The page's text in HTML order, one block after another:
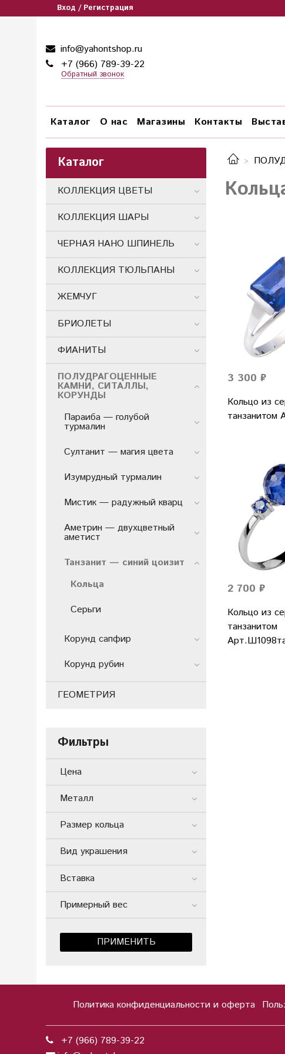
Вход / Регистрация
info@yahontshop.ru
+7 (966) 789-39-22
Обратный звонок
Каталог О нас Магазины Контакты
3 300 ₽
Кольцо из
танзанитом
2 700 ₽
Кольцо из
танзанитом
Каталог
КОЛЛЕКЦИЯ ЦВЕТЫ
КОЛЛЕКЦИЯ ШАРЫ
ЧЕРНАЯ НАНО ШПИНЕЛЬ
КОЛЛЕКЦИЯ ТЮЛЬПАНЫ
ЖЕМЧУГ
БРИОЛЕТЫ
ФИАНИТЫ
ПОЛУДРАГОЦЕННЫЕ
КАМНИ, СИТАЛЛЫ,
КОРУНДЫ
Параиба — голубой
турмалин
Султанит — магия цвета
Изумрудный турмалин
Мистик — радужный кварц
Аметрин — двухцветный
аметист
Танзанит — синий цоизит
Кольца
Серьги
Корунд сапфир
Корунд рубин
ГЕОМЕТРИЯ
Фильтры
Цена
Металл
Размер кольца
Вид украшения
Вставка
Примерный вес
ПРИМЕНИТЬ
Политика конфиденциальности и оферта
+7 (966) 789-39-22